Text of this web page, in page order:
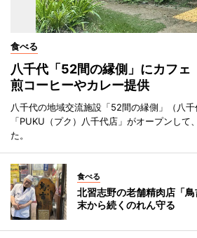
食べる
八千代「52間の縁側」にカフ
煎コーヒーやカレー提供
八千代の地域交流施設「52間の縁側」（八
「PUKU（プク）八千代店」がオープンして
た。
食べる
北習志野の老舗精肉店「
末から続くのれん守る